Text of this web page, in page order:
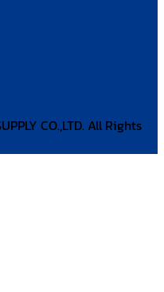
CO.,LTD. All Rights